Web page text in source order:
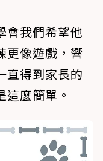
會我們希望他
更像遊戲，響
直得到家長的
麼簡單。